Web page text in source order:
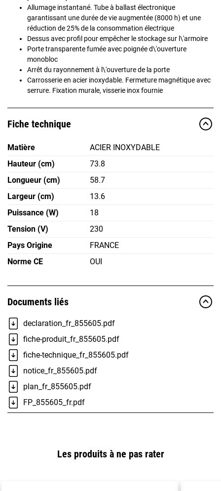
Allumage instantané. Tube à ballast électronique
garantissant une durée de vie augmentée (8000 h) et une
réduction de 25% de la consommation électrique
Dessus avec profil pour empêcher le stockage sur l\'armoire
Porte transparente fumée avec poignée d\'ouverture
monobloc
Arrêt du rayonnement à l\'ouverture de la porte
Carrosserie en acier inoxydable. Fermeture magnétique avec
serrure. Fixation murale, visserie inox fournie
Fiche technique
Matière
ACIER INOXYDABLE
Hauteur (cm)
73.8
Longueur (cm)
58.7
Largeur (cm)
13.6
Puissance (W)
18
Tension (V)
230
Pays Origine
FRANCE
Norme CE
OUI
Documents liés
declaration_fr_855605.pdf
fiche-produit_fr_855605.pdf
fiche-technique_fr_855605.pdf
notice_fr_855605.pdf
plan_fr_855605.pdf
FP_855605_fr.pdf
Les produits à ne pas rater